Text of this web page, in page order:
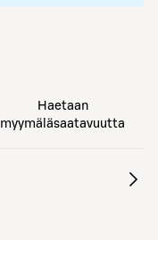
Haetaan
myymäläsaatavuutta